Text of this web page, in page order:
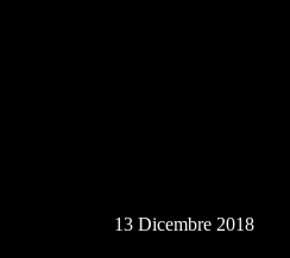
13 Dicembre 2018